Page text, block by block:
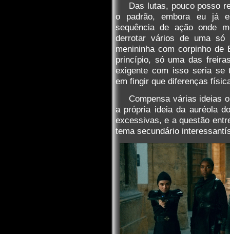
Das lutas, pouco posso
o padrão, embora eu já
sequência de ação onde
derrotar vários de uma só
menininha com corpinho de
princípio, só uma das
exigente com isso seria se
em fingir que diferenças
Compensa várias ideias
a própria ideia da auréola
excessivas, e a questão
tema secundário